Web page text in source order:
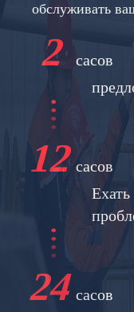
обслуживать
2
сасов
12сасов
24сасов